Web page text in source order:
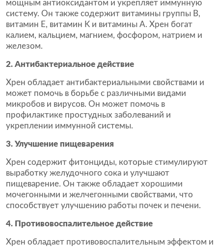
мощным антиоксидантом и укрепляет иммунную
систему. Он также содержит витамины группы В,
витамин Е, витамин K и витамины А. Хрен богат
калием, кальцием, магнием, фосфором, натрием и
железом.
2. Антибактериальное действие
Хрен обладает антибактериальными свойствами и
может помочь в борьбе с различными видами
микробов и вирусов. Он может помочь в
профилактике простудных заболеваний и
укреплении иммунной системы.
3. Улучшение пищеварения
Хрен содержит фитонциды, которые стимулируют
выработку желудочного сока и улучшают
пищеварение. Он также обладает хорошими
мочегонными и желчегонными свойствами, что
способствует улучшению работы почек и печени.
4. Противовоспалительное действие
Хрен обладает противовоспалительным эффектом и